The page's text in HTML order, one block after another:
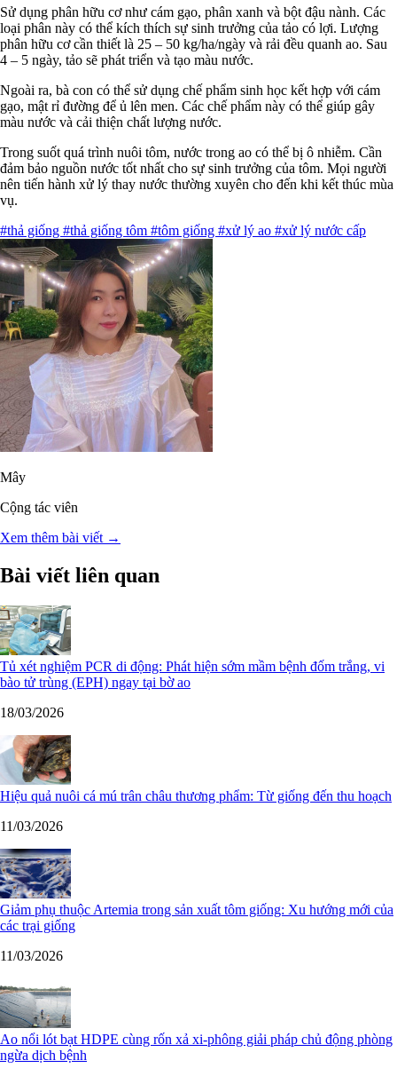
Sử dụng phân hữu cơ như cám gạo, phân xanh và bột đậu nành. Các
loại phân này có thể kích thích sự sinh trưởng của tảo có lợi. Lượng
phân hữu cơ cần thiết là 25 – 50 kg/ha/ngày và rải đều quanh ao. Sau
4 – 5 ngày, tảo sẽ phát triển và tạo màu nước.
Ngoài ra, bà con có thể sử dụng chế phẩm sinh học kết hợp với cám
gạo, mật rỉ đường để ủ lên men. Các chế phẩm này có thể giúp gây
màu nước và cải thiện chất lượng nước.
Trong suốt quá trình nuôi tôm, nước trong ao có thể bị ô nhiễm. Cần
đảm bảo nguồn nước tốt nhất cho sự sinh trưởng của tôm. Mọi người
nên tiến hành xử lý thay nước thường xuyên cho đến khi kết thúc mùa
vụ.
#thả giống #thả giống tôm #tôm giống #xử lý ao #xử lý nước cấp
Mây
Cộng tác viên
Xem thêm bài viết →
Bài viết liên quan
Tủ xét nghiệm PCR di động: Phát hiện sớm mầm bệnh đốm trắng, vi
bào tử trùng (EPH) ngay tại bờ ao
18/03/2026
Hiệu quả nuôi cá mú trân châu thương phẩm: Từ giống đến thu hoạch
11/03/2026
Giảm phụ thuộc Artemia trong sản xuất tôm giống: Xu hướng mới của
các trại giống
11/03/2026
Ao nổi lót bạt HDPE cùng rốn xả xi-phông giải pháp chủ động phòng
ngừa dịch bệnh